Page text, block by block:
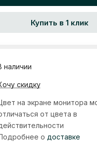
Купить в 1 клик
наличии
скидку
на экране монитора
от цвета в
о доставке